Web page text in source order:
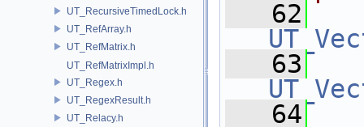
UT_RecursiveTimedLock.h
UT_RefArray.h
UT_RefMatrix.h
UT_RefMatrixImpl.h
UT_Regex.h
UT_RegexResult.h
UT_Relacy.h
   62
   63
   64